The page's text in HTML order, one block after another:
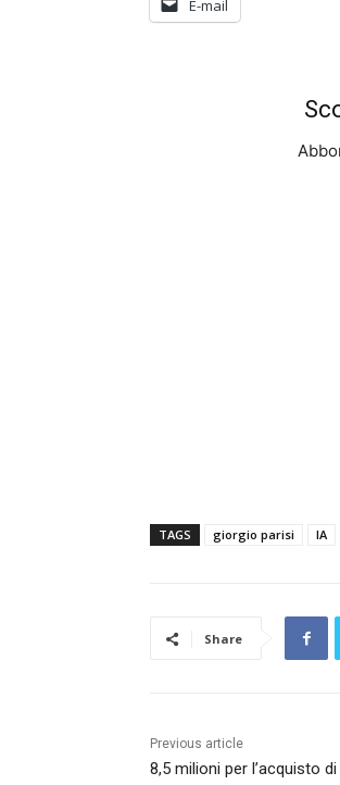
E-mail
TAGS giorgio parisi IA
Share
Previous article
8,5 milioni per l’acquisto